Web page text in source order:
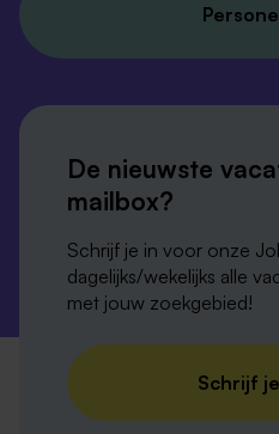
blijf op
Privacy-verklaring Disclaimer
Verordening digitale diensten
Colofon
De nieuwste
mailbox?
Schrijf je in voor onze
dagelijks/wekelijks alle
met jouw zoekgebied!
Schrijf